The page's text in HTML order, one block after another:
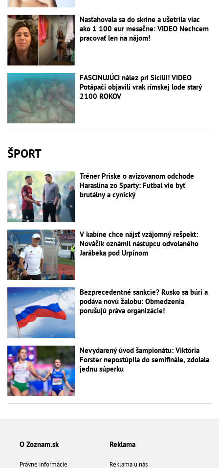
Nasťahovala sa do skrine a ušetrila viac
ako 1 100 eur mesačne: VIDEO Nechcem
pracovať len na nájom!
FASCINUJÚCI nález pri Sicílii! VIDEO
Potápači objavili vrak rímskej lode starý
2100 ROKOV
ŠPORT
Tréner Priske o avizovanom odchode
Haraslína zo Sparty: Futbal vie byť
brutálny a cynický
V kabíne chce nájsť vzájomný rešpekt:
Nováčik oznámil nástupcu odvolaného
Jarábeka pod Urpínom
Bezprecedentné sankcie? Rusko sa búri a
podáva novú žalobu: Obmedzenia
porušujú práva organizácie!
Nevydarený úvod šampionátu: Viktória
Forster nepostúpila do semifinále, zdolala
jednu súperku
O Zoznam.sk
Právne informácie
Reklama
Reklama u nás